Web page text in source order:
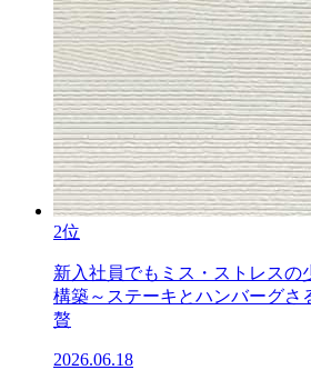
2位
新入社員でもミス・ストレスの
構築～ステーキとハンバーグさ
贅
2026.06.18